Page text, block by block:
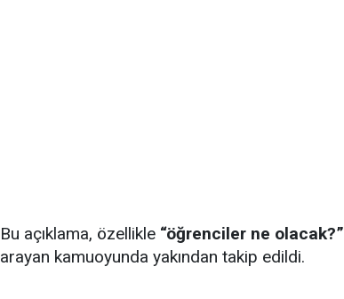
Bu açıklama, özellikle “öğrenciler ne olacak?”
arayan kamuoyunda yakından takip edildi.